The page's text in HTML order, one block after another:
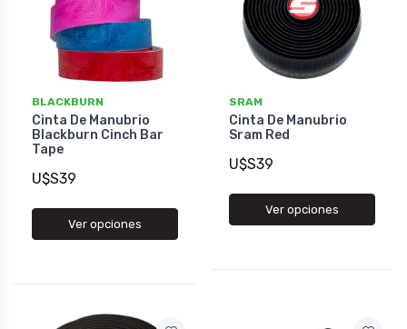
BLACKBURN
Cinta De Manubrio
Blackburn Cinch Bar
Tape
U$S39
Ver opciones
SRAM
Cinta De Manubrio
Sram Red
U$S39
Ver opciones